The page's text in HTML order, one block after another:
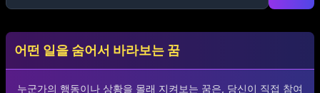
어떤 일을 숨어서 바라보는 꿈
누군가의 행동이나 상황을 몰래 지켜보는 꿈은, 당신이 직접 참여